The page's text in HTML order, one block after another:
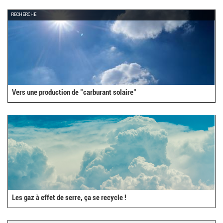
RECHERCHE
Vers une production de "carburant solaire"
Les gaz à effet de serre, ça se recycle !